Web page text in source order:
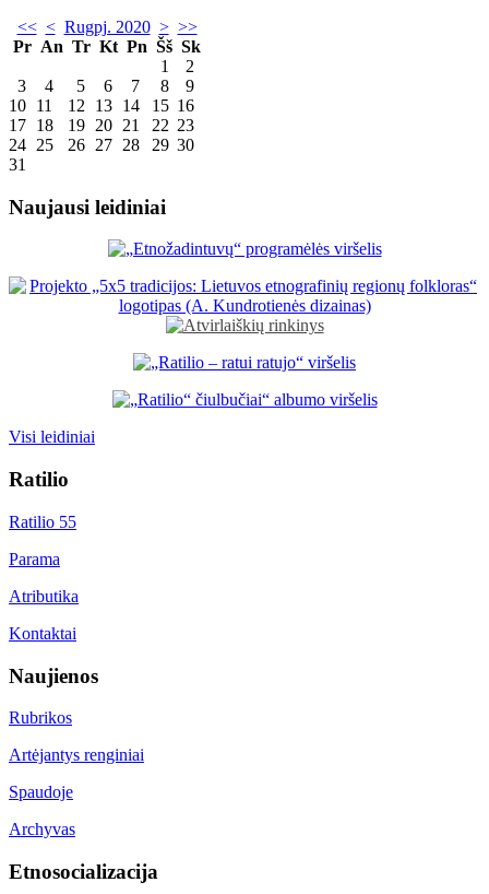
<< < Rugpj. 2020 > >>
Pr An Tr Kt Pn Šš Sk
1
2
3
4 5 6 7 8
9
10 11 12 13 14 15 16
17 18 19 20 21 22 23
24 25 26 27 28 29 30
31
Naujausi leidiniai
Visi leidiniai
Ratilio
Ratilio 55
Parama
Atributika
Kontaktai
Naujienos
Rubrikos
Artėjantys renginiai
Spaudoje
Archyvas
Etnosocializacija